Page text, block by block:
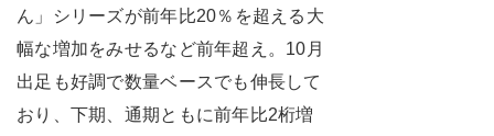
ん」シリーズが前年比20％を超える大
幅な増加をみせるなど前年超え。10月
出足も好調で数量ベースでも伸長して
おり、下期、通期ともに前年比2桁増